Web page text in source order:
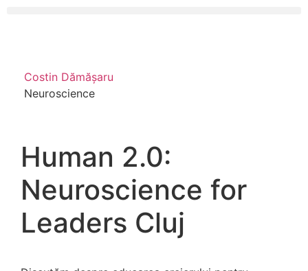
Costin Dămășaru
Neuroscience
Human 2.0:
Neuroscience for
Leaders Cluj